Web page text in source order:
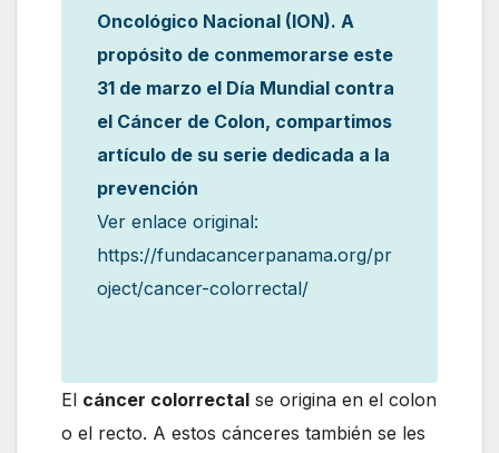
Oncológico Nacional (ION). A
propósito de conmemorarse este
31 de marzo el Día Mundial contra
el Cáncer de Colon, compartimos
artículo de su serie dedicada a la
prevención
Ver enlace original:
https://fundacancerpanama.org/pr
oject/cancer-colorrectal/
El cáncer colorrectal se origina en el colon
o el recto. A estos cánceres también se les